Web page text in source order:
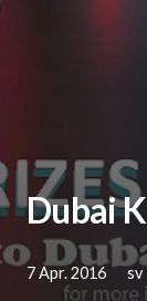
Dubai
7 Apr. 2016 sv